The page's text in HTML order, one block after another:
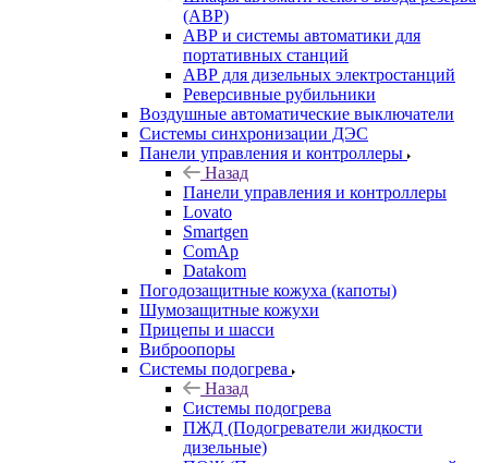
(АВР)
АВР и системы автоматики для
портативных станций
АВР для дизельных электростанций
Реверсивные рубильники
Воздушные автоматические выключатели
Системы синхронизации ДЭС
Панели управления и контроллеры
Назад
Панели управления и контроллеры
Lovato
Smartgen
ComAp
Datakom
Погодозащитные кожуха (капоты)
Шумозащитные кожухи
Прицепы и шасси
Виброопоры
Системы подогрева
Назад
Системы подогрева
ПЖД (Подогреватели жидкости
дизельные)